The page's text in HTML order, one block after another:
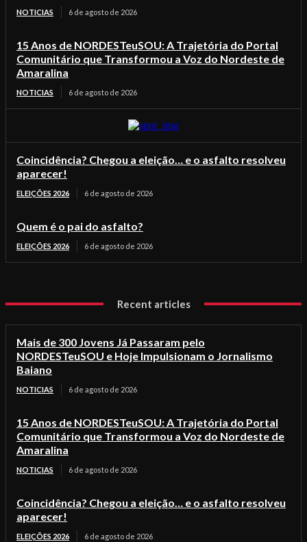
NOTICIAS 6 de agosto de 2026
15 Anos de NORDESTeuSOU: A Trajetória do Portal
Comunitário que Transformou a Voz do Nordeste de
Amaralina
NOTICIAS 6 de agosto de 2026
Coincidência? Chegou a eleição… e o asfalto resolveu
aparecer!
ELEIÇÕES 2026 6 de agosto de 2026
Quem é o pai do asfalto?
ELEIÇÕES 2026 6 de agosto de 2026
Recent articles
Mais de 300 Jovens Já Passaram pelo
NORDESTeuSOU e Hoje Impulsionam o Jornalismo
Baiano
NOTICIAS 6 de agosto de 2026
15 Anos de NORDESTeuSOU: A Trajetória do Portal
Comunitário que Transformou a Voz do Nordeste de
Amaralina
NOTICIAS 6 de agosto de 2026
Coincidência? Chegou a eleição… e o asfalto resolveu
aparecer!
ELEIÇÕES 2026 6 de agosto de 2026